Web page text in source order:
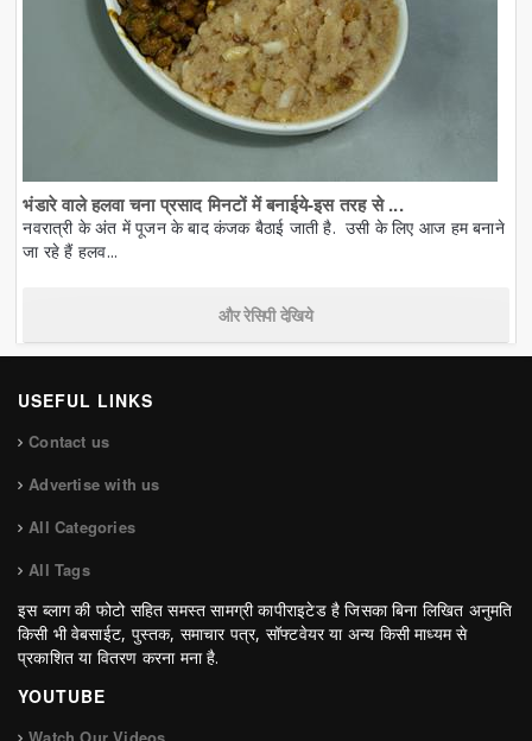
भंडारे वाले हलवा चना प्रसाद मिनटों में बनाईये-इस तरह से ...
नवरात्री के अंत में पूजन के बाद कंजक बैठाई जाती है. उसी के लिए आज हम बनाने
जा रहे हैं हलव...
और रेसिपी देखिये
USEFUL LINKS
Contact us
Advertise with us
All Categories
All Tags
इस ब्लाग की फोटो सहित समस्त सामग्री कापीराइटेड है जिसका बिना लिखित अनुमति
किसी भी वेबसाईट, पुस्तक, समाचार पत्र, सॉफ्टवेयर या अन्य किसी माध्यम से
प्रकाशित या वितरण करना मना है.
YOUTUBE